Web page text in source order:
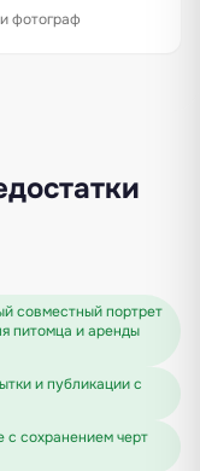
фотограф
совместный портрет
питомца и аренды
и публикации с
с сохранением черт